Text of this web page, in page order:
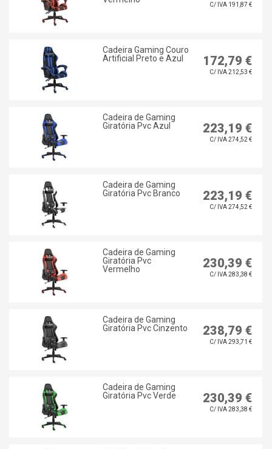
C/ IVA 191,87 €
Cadeira Gaming Couro
Artificial Preto e Azul
172,79 €
C/ IVA 212,53 €
Cadeira de Gaming
Giratória Pvc Azul
223,19 €
C/ IVA 274,52 €
Cadeira de Gaming
Giratória Pvc Branco
223,19 €
C/ IVA 274,52 €
Cadeira de Gaming
Giratória Pvc
Vermelho
230,39 €
C/ IVA 283,38 €
Cadeira de Gaming
Giratória Pvc Cinzento
238,79 €
C/ IVA 293,71 €
Cadeira de Gaming
Giratória Pvc Verde
230,39 €
C/ IVA 283,38 €